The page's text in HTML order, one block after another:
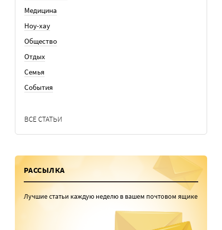
Медицина
Ноу-хау
Общество
Отдых
Семья
События
ВСЕ СТАТЬИ
РАССЫЛКА
Лучшие статьи каждую неделю в вашем почтовом ящике